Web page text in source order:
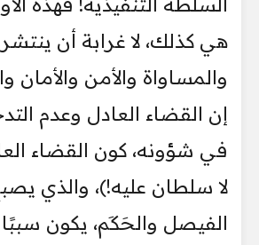
هي كذلك، لا غرابة أن
والمساواة والأمن والأمان
إن القضاء العادل وعدم
في شؤونه، كون القضاء
لا سلطان عليه!)، والذي
الفيصل والحَكَم، يكون